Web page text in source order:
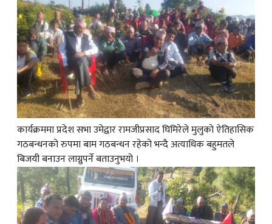
कार्यक्रममा प्रदेश सभा उमेद्वार रामजीप्रसाद घिमिरेले मुलुको ऐतिहासिक
गठबन्धनको रुपमा बाम गठबन्धन रहेको भन्दै अत्याधिक बहुमतले
बिजयी बनाउन लाग्नुपर्ने बताउनुभयो ।